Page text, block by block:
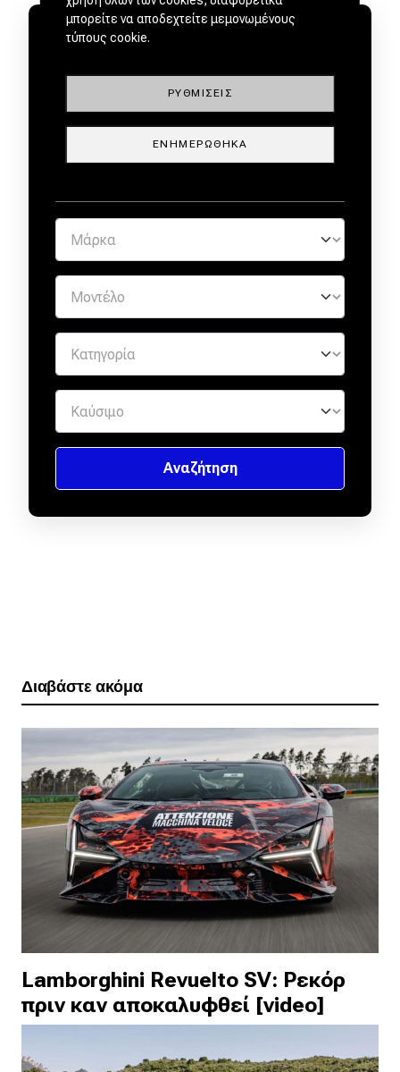
ΜΕΤΑΧΕΙΡΙΣΜΕΝΑ ΑΠΟ
ΕΜΠΙΣΤΟΥΣ ΕΜΠΟΡΟΥΣ by
Διαβάστε ακόμα
Lamborghini Revuelto SV: Ρεκόρ
πριν καν αποκαλυφθεί [video]
μπορείτε να αποδεχτείτε μεμονωμένους
τύπους cookie.
ΡΥΘΜΊΣΕΙΣ
ΕΝΗΜΕΡΏΘΗΚΑ